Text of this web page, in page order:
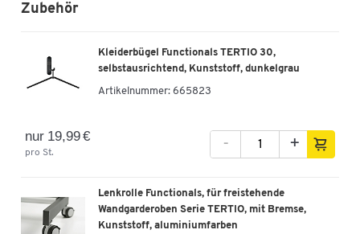
Zubehör
Kleiderbügel Functionals TERTIO 30,
selbstausrichtend, Kunststoff, dunkelgrau
Artikelnummer: 665823
nur 19,99 €
pro St.
- +
Lenkrolle Functionals, für freistehende
Wandgarderoben Serie TERTIO, mit Bremse,
Kunststoff, aluminiumfarben